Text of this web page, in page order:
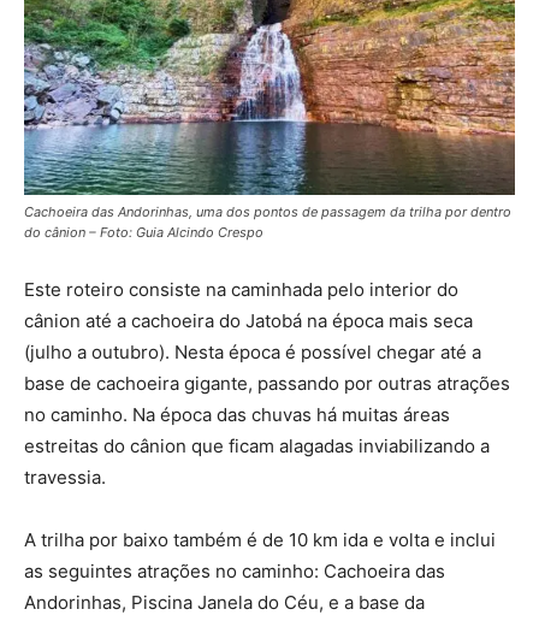
Cachoeira das Andorinhas, uma dos pontos de passagem da trilha por dentro
do cânion – Foto: Guia Alcindo Crespo
Este roteiro consiste na caminhada pelo interior do
cânion até a cachoeira do Jatobá na época mais seca
(julho a outubro). Nesta época é possível chegar até a
base de cachoeira gigante, passando por outras atrações
no caminho. Na época das chuvas há muitas áreas
estreitas do cânion que ficam alagadas inviabilizando a
travessia.
A trilha por baixo também é de 10 km ida e volta e inclui
as seguintes atrações no caminho: Cachoeira das
Andorinhas, Piscina Janela do Céu, e a base da